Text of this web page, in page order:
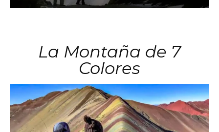
La Montaña de 7
Colores